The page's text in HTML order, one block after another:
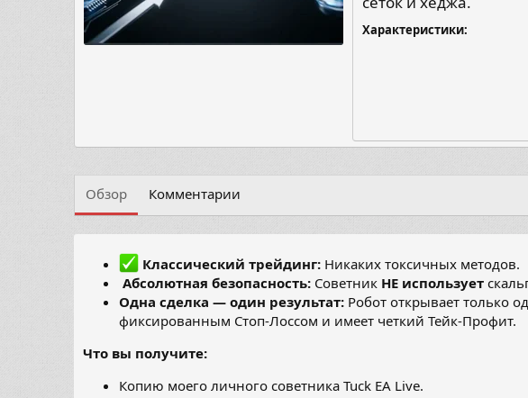
я
Характеристики
Обзор Комментарии
Классический трейдинг: Никаких токсичных методов.
Абсолютная безопасность: Советник НЕ использует
Одна сделка — один результат: Робот открывает только
фиксированным Стоп-Лоссом и имеет четкий Тейк-Профит.
Что вы получите:
Копию моего личного советника Tuck EA Live.